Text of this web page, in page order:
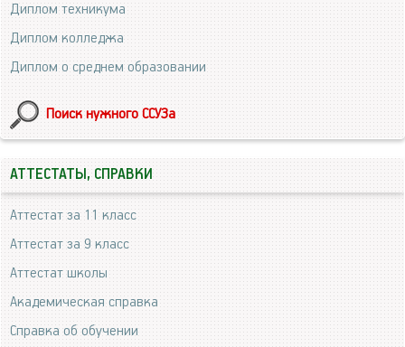
Диплом техникума
Диплом колледжа
Диплом о среднем образовании
Поиск нужного ССУЗа
АТТЕСТАТЫ, СПРАВКИ
Аттестат за 11 класс
Аттестат за 9 класс
Аттестат школы
Академическая справка
Справка об обучении